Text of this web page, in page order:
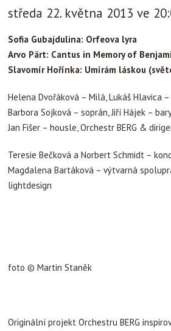
středa 22. května 2013 ve
Sofia Gubajdulina: Orfeova lyra
Arvo Pärt: Cantus in Memory of
Slavomír Hořínka: Umírám láskou
Helena Dvořáková – Milá, Lukáš Hlavica –
Barbora Sojková – soprán, Jiří Hájek –
Jan Fišer – housle, Orchestr BERG &
Teresie Bečková a Norbert Schmidt –
Magdalena Bartáková – výtvarná
lightdesign
foto © Martin Staněk
Originální projekt Orchestru BERG